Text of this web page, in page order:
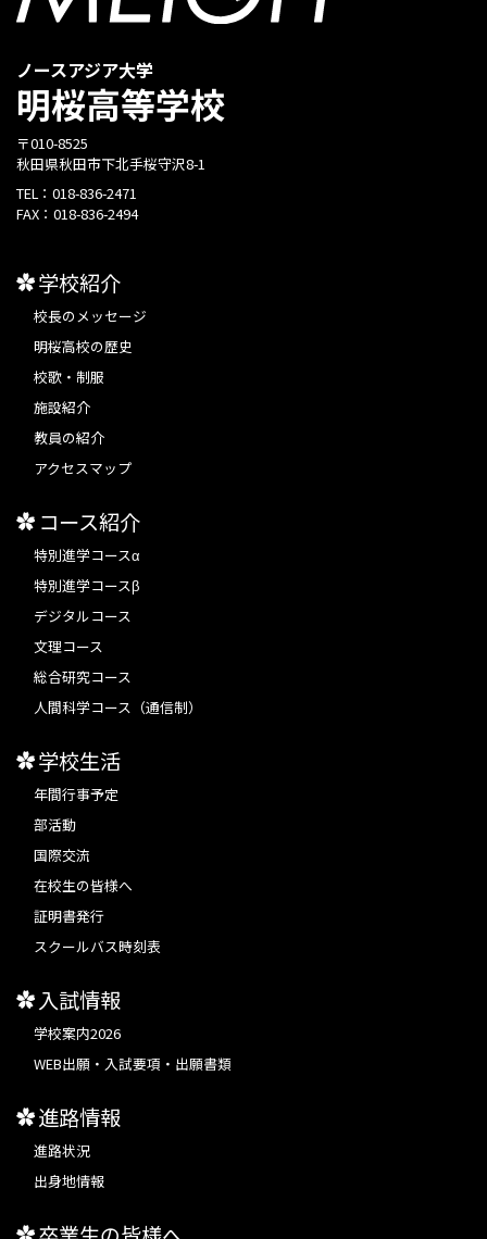
ノースアジア大学
明桜高等学校
〒010-8525
秋田県秋田市下北手桜守沢8-1
TEL： 018-836-2471
FAX： 018-836-2494
学校紹介
校長のメッセージ
明桜高校の歴史
校歌・制服
施設紹介
教員の紹介
アクセスマップ
コース紹介
特別進学コースα
特別進学コースβ
デジタルコース
文理コース
総合研究コース
人間科学コース（通信制）
学校生活
年間行事予定
部活動
国際交流
在校生の皆様へ
証明書発行
スクールバス時刻表
入試情報
学校案内2026
WEB出願・入試要項・出願書類
進路情報
進路状況
出身地情報